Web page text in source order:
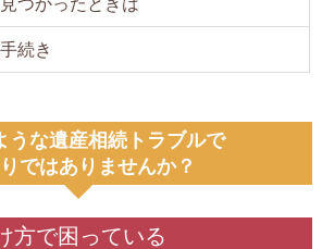
つかったときは
続き
うな遺産相続トラブルで
ではありませんか？
方で困っている